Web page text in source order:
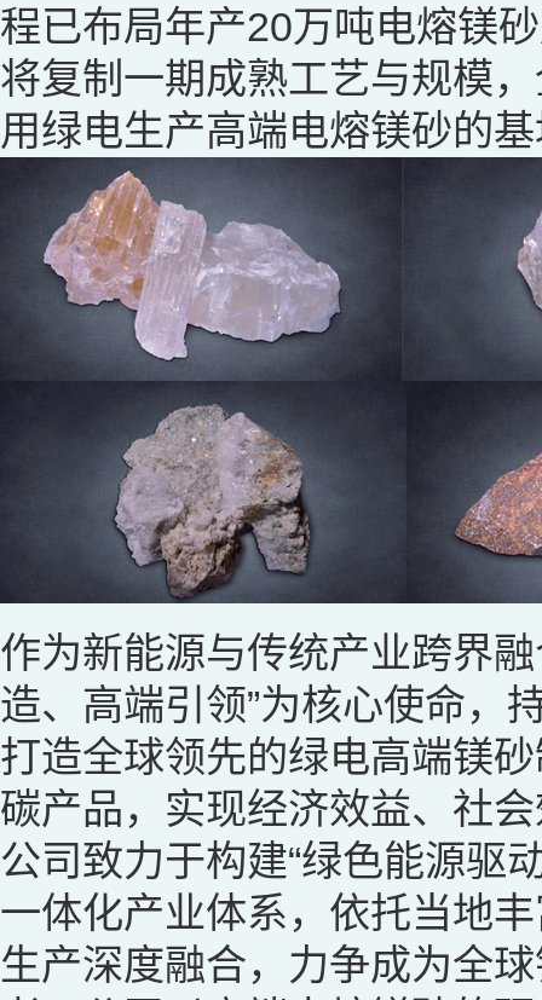
程已布局年产20万吨电熔镁
将复制一期成熟工艺与规模
用绿电生产高端电熔镁砂的
作为新能源与传统产业跨界
造、高端引领”为核心使命，
打造全球领先的绿电高端镁
碳产品，实现经济效益、社
公司致力于构建“绿色能源驱
一体化产业体系，依托当地
生产深度融合，力争成为全